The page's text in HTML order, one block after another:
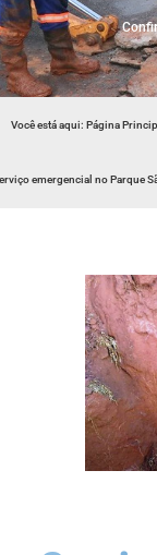
Você está aqui: Página
emergencial no Parque